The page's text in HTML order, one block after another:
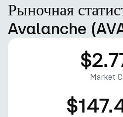
Рыночная
Avalanche
Market